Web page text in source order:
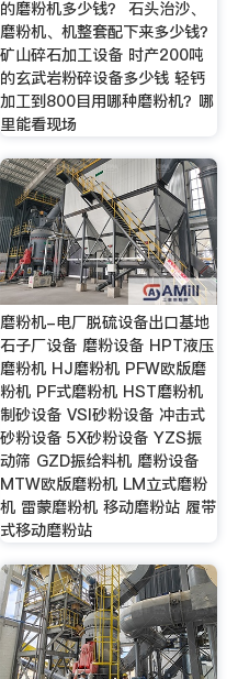
的磨粉机多少钱？ 石头治沙、
磨粉机、机整套配下来多少钱？
矿山碎石加工设备 时产200吨
的玄武岩粉碎设备多少钱 轻钙
加工到800目用哪种磨粉机？哪
里能看现场
磨粉机-电厂脱硫设备出口基地
石子厂设备 磨粉设备 HPT液压
磨粉机 HJ磨粉机 PFW欧版磨
粉机 PF式磨粉机 HST磨粉机
制砂设备 VSI砂粉设备 冲击式
砂粉设备 5X砂粉设备 YZS振
动筛 GZD振给料机 磨粉设备
MTW欧版磨粉机 LM立式磨粉
机 雷蒙磨粉机 移动磨粉站 履带
式移动磨粉站